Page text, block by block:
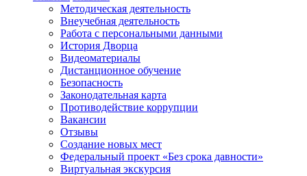
Методическая деятельность
Внеучебная деятельность
Работа с персональными данными
История Дворца
Видеоматериалы
Дистанционное обучение
Безопасность
Законодательная карта
Противодействие коррупции
Вакансии
Отзывы
Создание новых мест
Федеральный проект «Без срока давности»
Виртуальная экскурсия